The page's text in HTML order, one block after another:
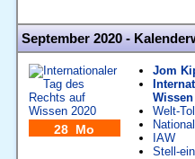
September 2020 -
28 Mo
Jom
Wissen
Welt-
IAW
Stell-